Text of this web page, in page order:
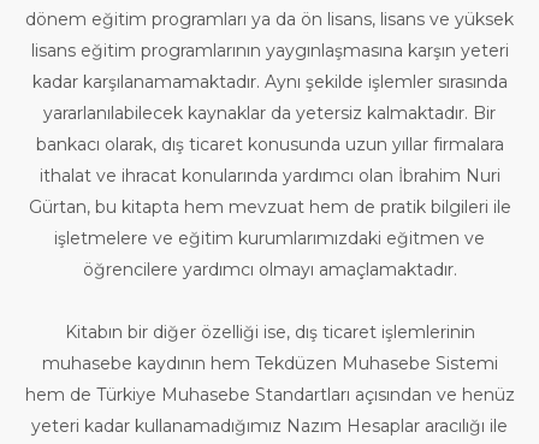
dönem eğitim programları ya da ön lisans, lisans ve yüksek
lisans eğitim programlarının yaygınlaşmasına karşın yeteri
kadar karşılanamamaktadır. Aynı şekilde işlemler sırasında
yararlanılabilecek kaynaklar da yetersiz kalmaktadır. Bir
bankacı olarak, dış ticaret konusunda uzun yıllar firmalara
ithalat ve ihracat konularında yardımcı olan İbrahim Nuri
Gürtan, bu kitapta hem mevzuat hem de pratik bilgileri ile
işletmelere ve eğitim kurumlarımızdaki eğitmen ve
öğrencilere yardımcı olmayı amaçlamaktadır.
Kitabın bir diğer özelliği ise, dış ticaret işlemlerinin
muhasebe kaydının hem Tekdüzen Muhasebe Sistemi
hem de Türkiye Muhasebe Standartları açısından ve henüz
yeteri kadar kullanamadığımız Nazım Hesaplar aracılığı ile